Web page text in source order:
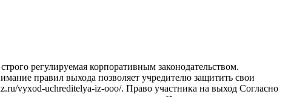
регулируемая корпоративным законодательством.
правил выхода позволяет учредителю защитить свои
vyxod-uchreditelya-iz-ooo/. Право участника на выход Согласно